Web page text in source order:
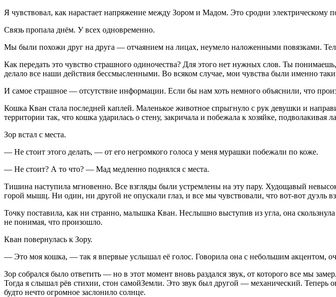
Я чувствовал, как нарастает напряжение между Зором и Мадом. Это сродни
Связь пропала днём. У всех одновременно.
Мы были похожи друг на друга — отчаянием на лицах, неумело наложенными повязками.
Как передать это чувство страшного одиночества? Для этого нет нужных слов. Ты
делало все наши действия бессмысленными. Во всяком случае, мои чувства были именно
И самое страшное — отсутствие информации. Если бы нам хоть немного объяснили, что
Кошка Кван стала последней каплей. Маленькое животное спрыгнуло с рук девушки и
территории так, что кошка ударилась о стену, закричала и побежала к хозяйке, подволакивая
Зор встал с места.
— Не стоит этого делать, — от его негромкого голоса у меня мурашки побежали по коже.
— Не стоит? А то что? — Мад медленно поднялся с места.
Тишина наступила мгновенно. Все взгляды были устремлены на эту пару. Худощавый
горой мышц. Ни один, ни другой не опускали глаз, и все мы чувствовали, что вот-вот дуэль
Точку поставила, как ни странно, малышка Кван. Неслышно выступив из угла, она
не понимая, что произошло.
Кван повернулась к Зору.
— Это моя кошка, — так я впервые услышал её голос. Говорила она с небольшим акцентом,
Зор собрался было ответить — но в этот момент вновь раздался звук, от которого все мы
Тогда я слышал рёв стихии, стон самойЗемли. Это звук был другой — механический. Теперь
будто нечто огромное заслонило солнце.